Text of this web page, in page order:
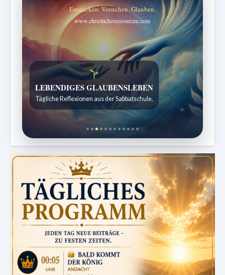
Entdecken. Verstehen. Glauben.
www.christlicheressourcen.com
Bibelgeschichten zum Staunen
Kindergeschichten für 7 bis 12 Jahre.